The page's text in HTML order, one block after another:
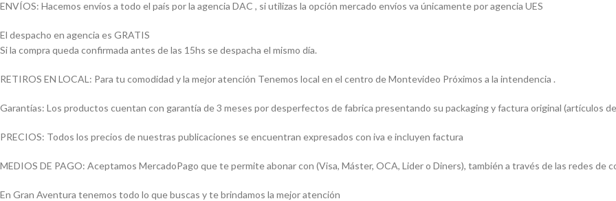
ENVÍOS: Hacemos envíos a todo el país por la agencia DAC , si utilizas la opción mercado envíos va únicamente por agencia UES
El despacho en agencia es GRATIS
Si la compra queda confirmada antes de las 15hs se despacha el mismo día.
RETIROS EN LOCAL: Para tu comodidad y la mejor atención Tenemos local en el centro de Montevideo Próximos a la intendencia .
Garantías: Los productos cuentan con garantía de 3 meses por desperfectos de fabrica presentando su packaging y factura original (artículos
PRECIOS: Todos los precios de nuestras publicaciones se encuentran expresados con iva e incluyen factura
MEDIOS DE PAGO: Aceptamos MercadoPago que te permite abonar con (Visa, Máster, OCA, Lider o Diners), también a través de las redes de
En Gran Aventura tenemos todo lo que buscas y te brindamos la mejor atención